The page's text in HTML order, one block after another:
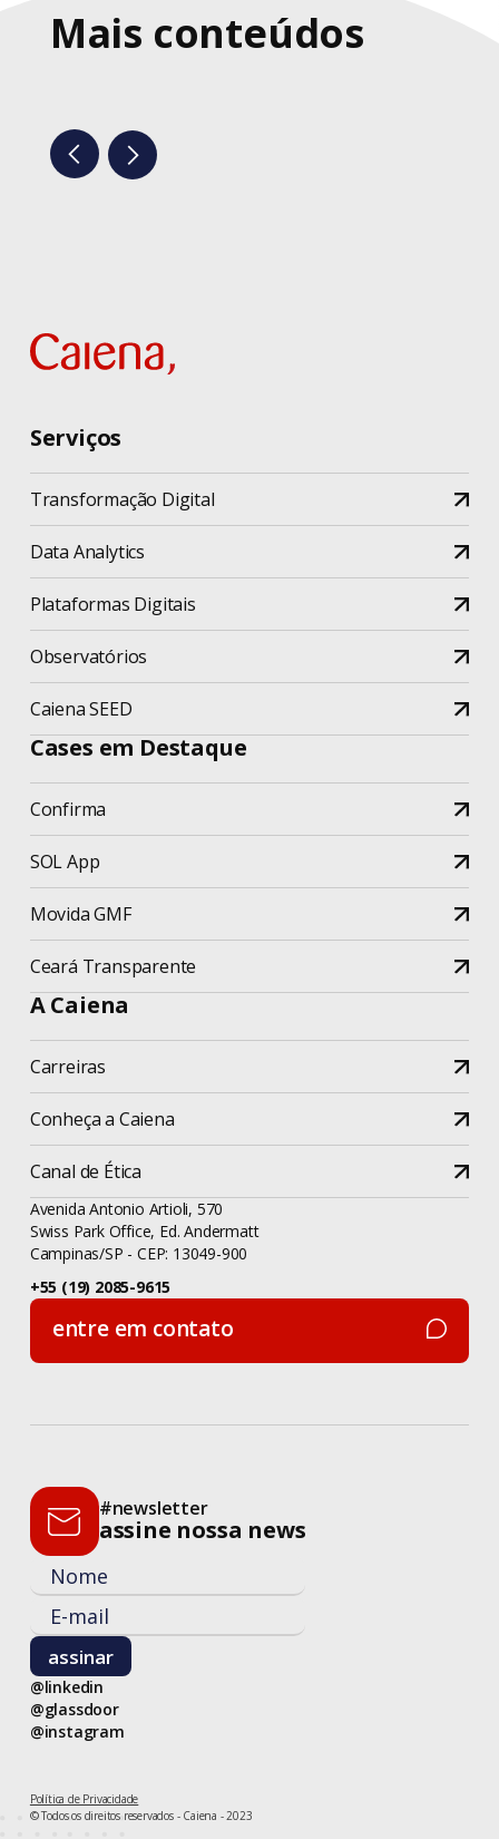
Mais conteúdos
Serviços
Transformação Digital
Data Analytics
Plataformas Digitais
Observatórios
Caiena SEED
Cases em Destaque
Confirma
SOL App
Movida GMF
Ceará Transparente
A Caiena
Carreiras
Conheça a Caiena
Canal de Ética
Avenida Antonio Artioli, 570
Swiss Park Office, Ed. Andermatt
Campinas/SP - CEP: 13049-900
+55 (19) 2085-9615
entre em contato
entre em contato
#newsletter
assine nossa news
@linkedin
@glassdoor
@instagram
Política de Privacidade
© Todos os direitos reservados - Caiena - 2023